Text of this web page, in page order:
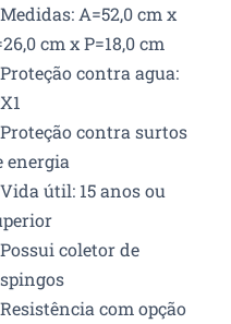
A=52,0 cm x
cm x P=18,0 cm
contra agua:
contra surtos
energia
útil: 15 anos ou
coletor de
com opção